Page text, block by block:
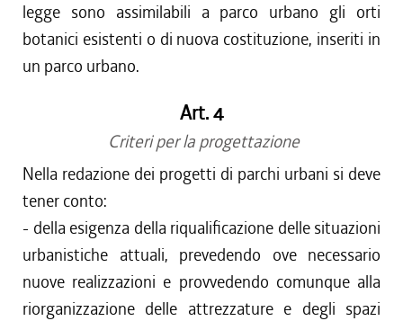
legge sono assimilabili a parco urbano gli orti
botanici esistenti o di nuova costituzione, inseriti in
un parco urbano.
Art. 4
Criteri per la progettazione
Nella redazione dei progetti di parchi urbani si deve
tener conto:
- della esigenza della riqualificazione delle situazioni
urbanistiche attuali, prevedendo ove necessario
nuove realizzazioni e provvedendo comunque alla
riorganizzazione delle attrezzature e degli spazi